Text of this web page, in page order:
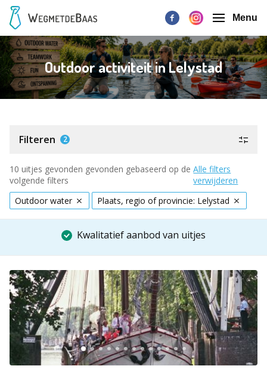
Menu
Outdoor activiteit in Lelystad
Filteren 2
10 uitjes gevonden gevonden gebaseerd op de
volgende filters
Alle filters
verwijderen
Outdoor water
Plaats, regio of provincie: Lelystad
Kwalitatief aanbod van uitjes